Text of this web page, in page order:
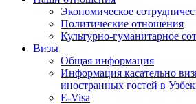
Экономическое
Политические отношения
Культурно-гуманитарное
Визы
Общая информация
Информация касательно
иностранных гостей в
E-Visa